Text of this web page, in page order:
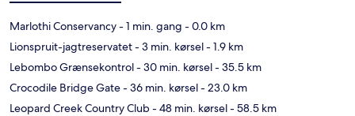
Marlothi Conservancy- 1 min. gang - 0.0 km
Lionspruit-jagtreservatet- 3 min. kørsel- 1.9 km
Lebombo Grænsekontrol- 30 min. kørsel- 35.5 km
Crocodile Bridge Gate- 36 min. kørsel- 23.0 km
Leopard Creek Country Club- 48 min. kørsel- 58.5 km